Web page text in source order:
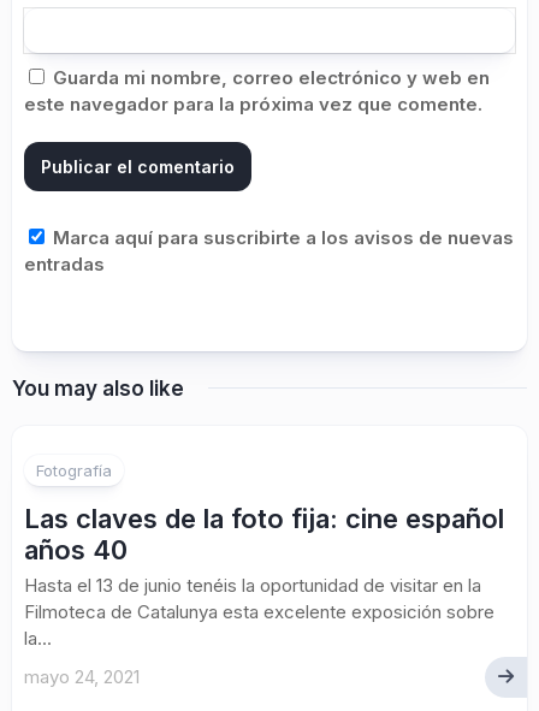
Guarda mi nombre, correo electrónico y web en
este navegador para la próxima vez que comente.
Marca aquí para suscribirte a los avisos de nuevas
entradas
You may also like
Fotografía
Las claves de la foto fija: cine español
años 40
Hasta el 13 de junio tenéis la oportunidad de visitar en la
Filmoteca de Catalunya esta excelente exposición sobre
la...
mayo 24, 2021